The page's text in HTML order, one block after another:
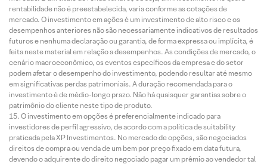
rentabilidade não é preestabelecida, varia conforme as cotações de
mercado. O investimento em ações é um investimento de alto risco e os
desempenhos anteriores não são necessariamente indicativos de resultados
futuros e nenhuma declaração ou garantia, de forma expressa ou implícita, é
feita neste material em relação a desempenhos. As condições de mercado, o
cenário macroeconômico, os eventos específicos da empresa e do setor
podem afetar o desempenho do investimento, podendo resultar até mesmo
em significativas perdas patrimoniais. A duração recomendada para o
investimento é de médio-longo prazo. Não há quaisquer garantias sobre o
patrimônio do cliente neste tipo de produto.
O investimento em opções é preferencialmente indicado para
investidores de perfil agressivo, de acordo com a política de suitability
praticada pela XP Investimentos. No mercado de opções, são negociados
direitos de compra ou venda de um bem por preço fixado em data futura,
devendo o adquirente do direito negociado pagar um prêmio ao vendedor tal